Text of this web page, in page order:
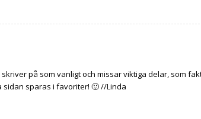
på som vanligt och missar viktiga delar, som
sparas i favoriter! 🙂 //Linda